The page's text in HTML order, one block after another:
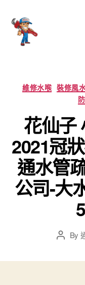
維修水喉 裝修風
花仙子
2021冠
通水管
公司-大
PostBy